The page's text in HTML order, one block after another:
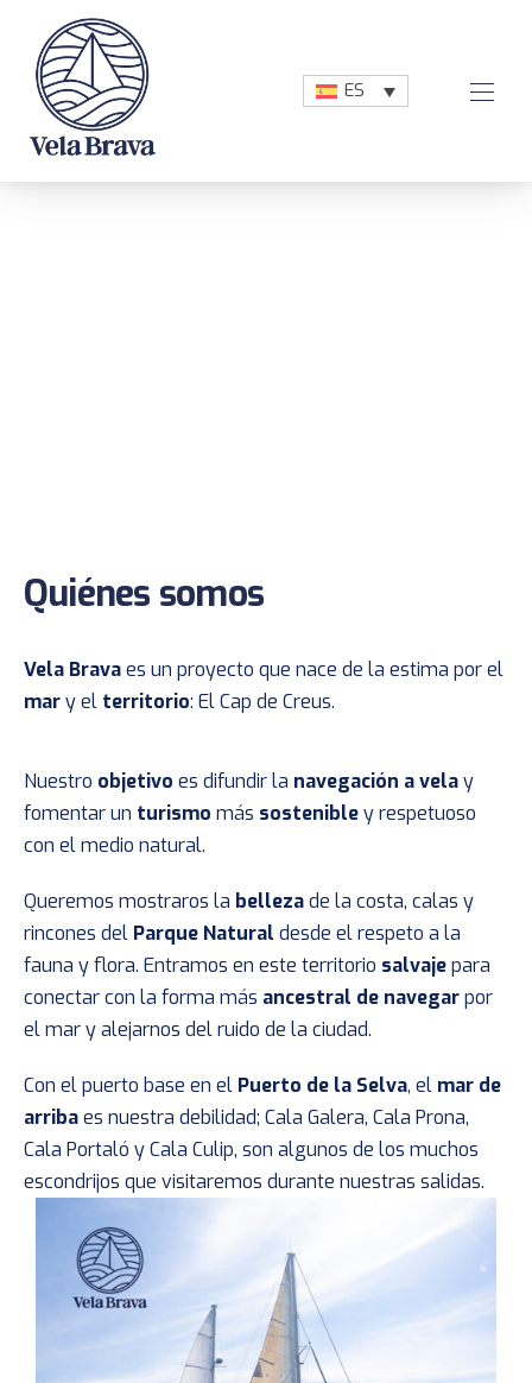
Vela Brava ES
Quiénes somos
Vela Bravaes un proyecto que nace de la estima por el
mary el territorio: El Cap de Creus.
Nuestro objetivo es difundir la navegación a velay
fomentar un turismo más sostenibley respetuoso
con el medio natural.
Queremos mostraros la bellezade la costa, calas y
rincones del Parque Natural desde el respeto a la
fauna y flora. Entramos en este territorio salvajepara
conectar con la forma más ancestral de navegarpor
el mar y alejarnos del ruido de la ciudad.
Con el puerto base en el Puerto de la Selva, el mar de
arribaes nuestra debilidad; Cala Galera, Cala Prona,
Cala Portaló y Cala Culip, son algunos de los muchos
escondrijos que visitaremos durante nuestras salidas.